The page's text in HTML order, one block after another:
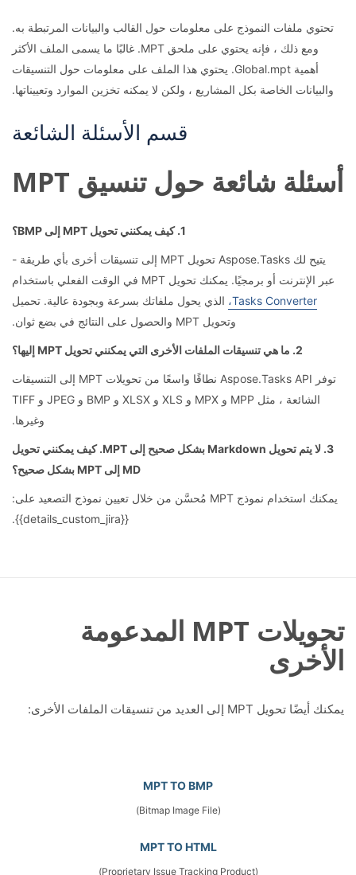
تحتوي ملفات النموذج على معلومات حول القالب والبيانات المرتبطة به.
ومع ذلك ، فإنه يحتوي على ملحق MPT. غالبًا ما يسمى الملف الأكثر
أهمية Global.mpt. يحتوي هذا الملف على معلومات حول التنسيقات
والبيانات الخاصة بكل المشاريع ، ولكن لا يمكنه تخزين الموارد وتعييناتها.
قسم الأسئلة الشائعة
أسئلة شائعة حول تنسيق MPT
1. كيف يمكنني تحويل MPT إلى BMP؟
يتيح لك Aspose.Tasks تحويل MPT إلى تنسيقات أخرى بأي طريقة -
عبر الإنترنت أو برمجيًا. يمكنك تحويل MPT في الوقت الفعلي باستخدام
Tasks Converter، الذي يحول ملفاتك بسرعة وبجودة عالية. تحميل
وتحويل MPT والحصول على النتائج في بضع ثوان.
2. ما هي تنسيقات الملفات الأخرى التي يمكنني تحويل MPT إليها؟
توفر Aspose.Tasks API نطاقًا واسعًا من تحويلات MPT إلى التنسيقات
الشائعة ، مثل MPP و MPX و XLS و XLSX و BMP و JPEG و TIFF
وغيرها.
3. لا يتم تحويل Markdown بشكل صحيح إلى MPT. كيف يمكنني تحويل
MD إلى MPT بشكل صحيح؟
يمكنك استخدام نموذج MPT مُحسَّن من خلال تعيين نموذج التصعيد على:
{{details_custom_jira}}.
تحويلات MPT المدعومة
الأخرى
يمكنك أيضًا تحويل MPT إلى العديد من تنسيقات الملفات الأخرى:
MPT TO BMP
(Bitmap Image File)
MPT TO HTML
(Proprietary Issue Tracking Product)